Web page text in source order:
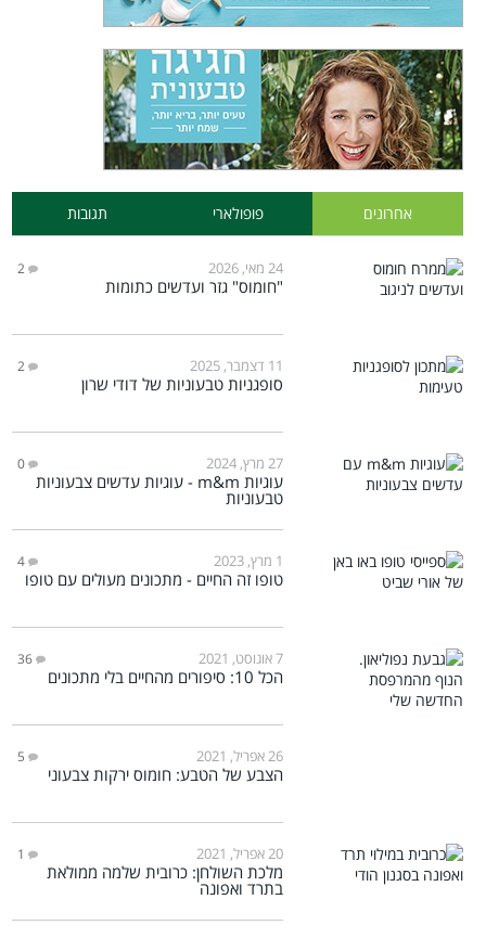
אחרונים פופולארי תגובות
24 מאי, 2026 2
"חומוס" גזר ועדשים כתומות
11 דצמבר, 2025 2
סופגניות טבעוניות של דודי שרון
27 מרץ, 2024 0
עוגיות m&m - עוגיות עדשים צבעוניות
טבעוניות
1 מרץ, 2023 4
טופו זה החיים - מתכונים מעולים עם טופו
7 אוגוסט, 2021 36
הכל 10: סיפורים מהחיים בלי מתכונים
26 אפריל, 2021 5
הצבע של הטבע: חומוס ירקות צבעוני
20 אפריל, 2021 1
מלכת השולחן: כרובית שלמה ממולאת
בתרד ואפונה